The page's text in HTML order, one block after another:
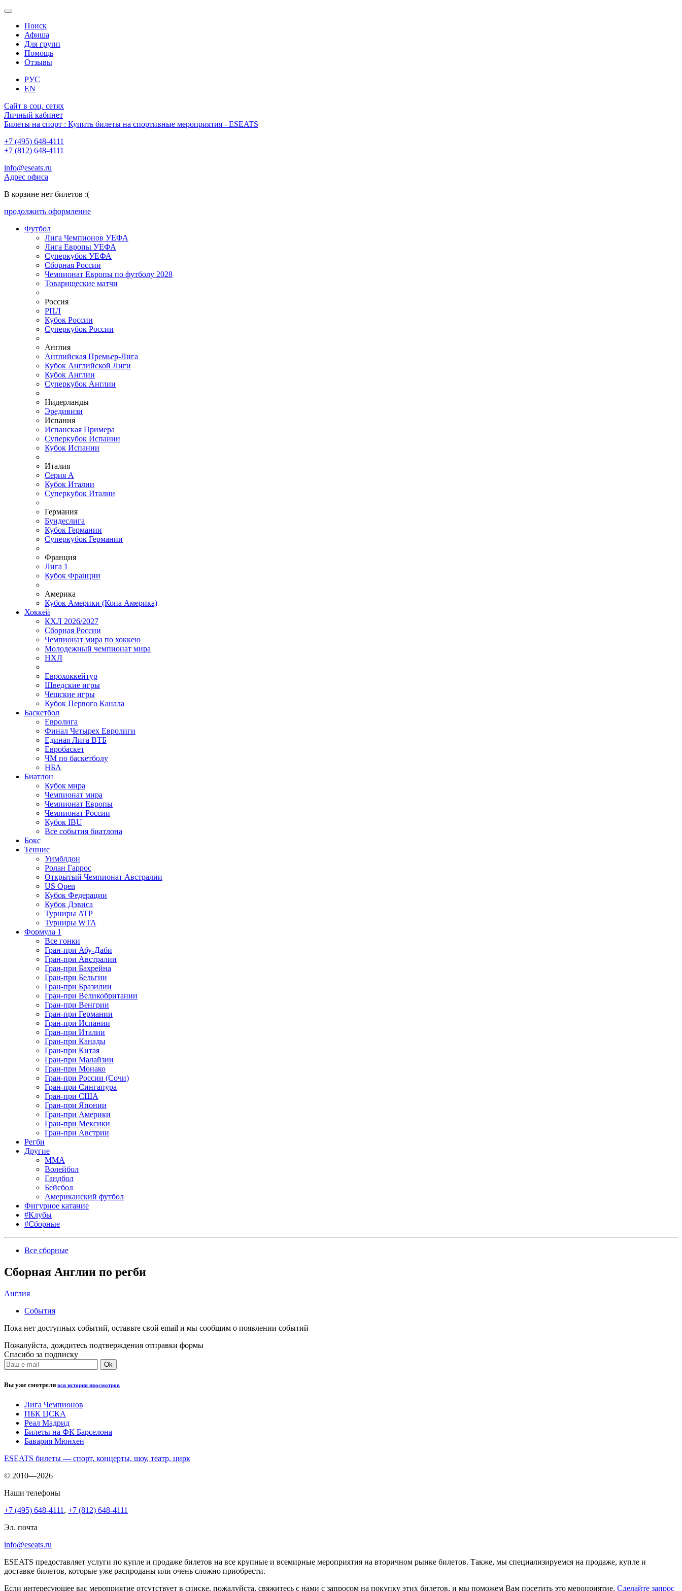
Поиск
Афиша
Для групп
Помощь
Отзывы
РУС
EN
Сайт в соц. сетях
Личный кабинет
Билеты на спорт : Купить билеты на спортивные мероприятия - ESEATS
+7 (495) 648-4111
+7 (812) 648-4111
info@eseats.ru
Адрес офиса
В корзине нет билетов :(
продолжить оформление
Футбол
Лига Чемпионов УЕФА
Лига Европы УЕФА
Суперкубок УЕФА
Сборная России
Чемпионат Европы по футболу 2028
Товарищеские матчи
Россия
РПЛ
Кубок России
Суперкубок России
Англия
Английская Премьер-Лига
Кубок Английской Лиги
Кубок Англии
Суперкубок Англии
Нидерланды
Эредивизи
Испания
Испанская Примера
Суперкубок Испании
Кубок Испании
Италия
Серия А
Кубок Италии
Суперкубок Италии
Германия
Бундеслига
Кубок Германии
Суперкубок Германии
Франция
Лига 1
Кубок Франции
Америка
Кубок Америки (Копа Америка)
Хоккей
КХЛ 2026/2027
Сборная России
Чемпионат мира по хоккею
Молодежный чемпионат мира
НХЛ
Еврохоккейтур
Шведские игры
Чешские игры
Кубок Первого Канала
Баскетбол
Евролига
Финал Четырех Евролиги
Единая Лига ВТБ
Евробаскет
ЧМ по баскетболу
НБА
Биатлон
Кубок мира
Чемпионат мира
Чемпионат Европы
Чемпионат России
Кубок IBU
Все события биатлона
Бокс
Теннис
Уимблдон
Ролан Гаррос
Открытый Чемпионат Австралии
US Open
Кубок Федерации
Кубок Дэвиса
Турниры ATP
Турниры WTA
Формула 1
Все гонки
Гран-при Абу-Даби
Гран-при Австралии
Гран-при Бахрейна
Гран-при Бельгии
Гран-при Бразилии
Гран-при Великобритании
Гран-при Венгрии
Гран-при Германии
Гран-при Испании
Гран-при Италии
Гран-при Канады
Гран-при Китая
Гран-при Малайзии
Гран-при Монако
Гран-при России (Сочи)
Гран-при Сингапура
Гран-при США
Гран-при Японии
Гран-при Америки
Гран-при Мексики
Гран-при Австрии
Регби
Другие
MMA
Волейбол
Гандбол
Бейсбол
Американский футбол
Фигурное катание
#Клубы
#Сборные
Все сборные
Сборная Англии по регби
Англия
События
Пока нет доступных событий, оставьте свой email и мы сообщим о появлении событий
Пожалуйста, дождитесь подтверждения отправки формы
Спасибо за подписку
Вы уже смотрели вся история просмотров
Лига Чемпионов
ПБК ЦСКА
Реал Мадрид
Билеты на ФК Барселона
Бавария Мюнхен
ESEATS билеты — спорт, концерты, шоу, театр, цирк
© 2010—2026
Наши телефоны
+7 (495) 648-4111 , +7 (812) 648-4111
Эл. почта
info@eseats.ru
ESEATS предоставляет услуги по купле и продаже билетов на все крупные и всемирные мероприятия на вторичном рынке билетов. Также, мы специализируемся на продаже, купле и
доставке билетов, которые уже распроданы или очень сложно приобрести.
Если интересующее вас мероприятие отсутствует в списке, пожалуйста, свяжитесь с нами с запросом на покупку этих билетов, и мы поможем Вам посетить это мероприятие. Cделайте запрос